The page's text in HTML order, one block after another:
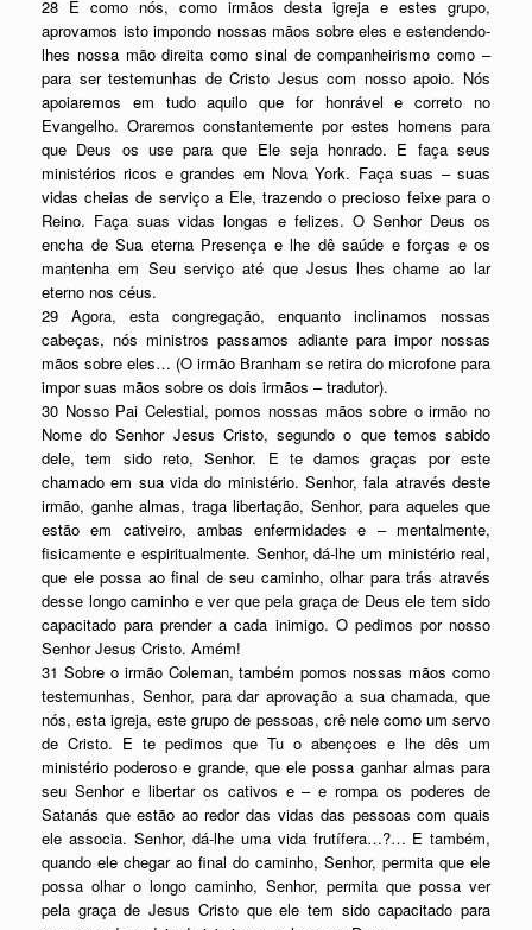
28 E como nós, como irmãos desta igreja e estes grupo,
aprovamos isto impondo nossas mãos sobre eles e estendendo-
lhes nossa mão direita como sinal de companheirismo como –
para ser testemunhas de Cristo Jesus com nosso apoio. Nós
apoiaremos em tudo aquilo que for honrável e correto no
Evangelho. Oraremos constantemente por estes homens para
que Deus os use para que Ele seja honrado. E faça seus
ministérios ricos e grandes em Nova York. Faça suas – suas
vidas cheias de serviço a Ele, trazendo o precioso feixe para o
Reino. Faça suas vidas longas e felizes. O Senhor Deus os
encha de Sua eterna Presença e lhe dê saúde e forças e os
mantenha em Seu serviço até que Jesus lhes chame ao lar
eterno nos céus.
29 Agora, esta congregação, enquanto inclinamos nossas
cabeças, nós ministros passamos adiante para impor nossas
mãos sobre eles… (O irmão Branham se retira do microfone para
impor suas mãos sobre os dois irmãos – tradutor).
30 Nosso Pai Celestial, pomos nossas mãos sobre o irmão no
Nome do Senhor Jesus Cristo, segundo o que temos sabido
dele, tem sido reto, Senhor. E te damos graças por este
chamado em sua vida do ministério. Senhor, fala através deste
irmão, ganhe almas, traga libertação, Senhor, para aqueles que
estão em cativeiro, ambas enfermidades e – mentalmente,
fisicamente e espiritualmente. Senhor, dá-lhe um ministério real,
que ele possa ao final de seu caminho, olhar para trás através
desse longo caminho e ver que pela graça de Deus ele tem sido
capacitado para prender a cada inimigo. O pedimos por nosso
Senhor Jesus Cristo. Amém!
31 Sobre o irmão Coleman, também pomos nossas mãos como
testemunhas, Senhor, para dar aprovação a sua chamada, que
nós, esta igreja, este grupo de pessoas, crê nele como um servo
de Cristo. E te pedimos que Tu o abençoes e lhe dês um
ministério poderoso e grande, que ele possa ganhar almas para
seu Senhor e libertar os cativos e – e rompa os poderes de
Satanás que estão ao redor das vidas das pessoas com quais
ele associa. Senhor, dá-lhe uma vida frutífera…?… E também,
quando ele chegar ao final do caminho, Senhor, permita que ele
possa olhar o longo caminho, Senhor, permita que possa ver
pela graça de Jesus Cristo que ele tem sido capacitado para